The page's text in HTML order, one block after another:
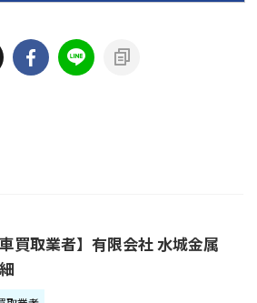
車買取業者】有限会社 水城金属